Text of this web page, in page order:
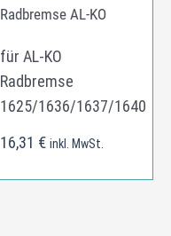
Radbremse AL-KO
für AL-KO
Radbremse
1625/1636/1637/1640
16,31 € inkl. MwSt.